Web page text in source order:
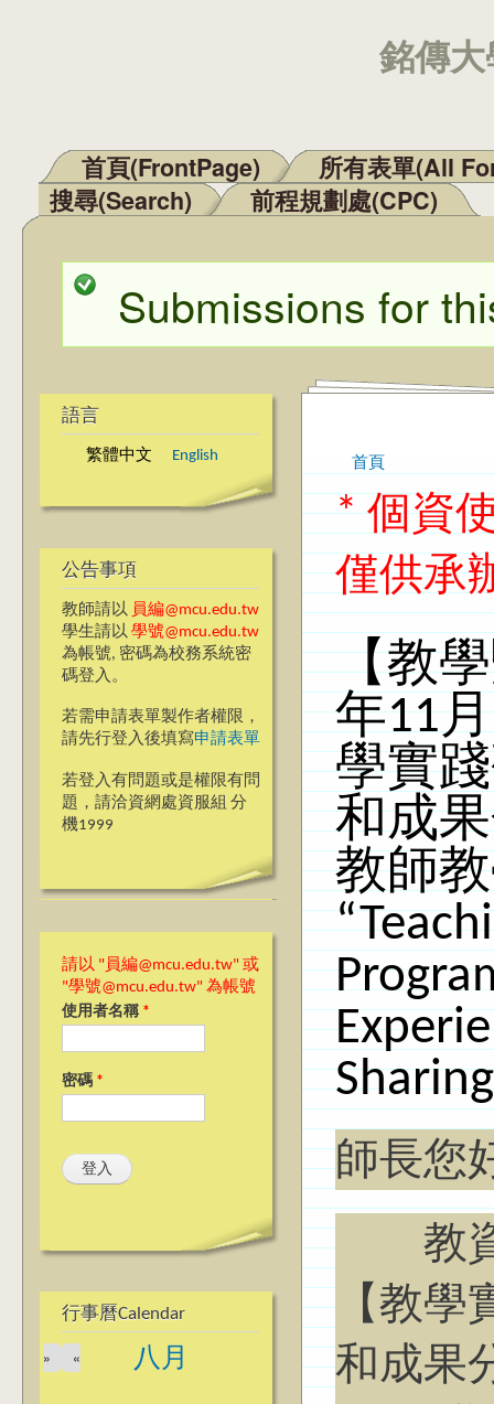
銘傳
主選單
首頁(FrontPage)
所有表單(All
搜尋(Search)
前程規劃處(CPC)
狀態訊息
Submissions for
語言
繁體中文 English
公告事項
教師請以 員編@mcu.edu.tw
學生請以 學號@mcu.edu.tw
為帳號, 密碼為校務系統密
碼登入。
若需申請表單製作者權限，
請先行登入後填寫申請表單
若登入有問題或是權限有問
題，請洽資網處資服組 分
機1999
請以 "員編@mcu.edu.tw" 或
"學號@mcu.edu.tw" 為帳號
使用者名稱 *
密碼 *
行事曆Calendar
八月
«
»
您在這裡
首頁
* 個資
僅供承
【教
年11
學實
和成
教師教
師長您
教資
【教
和成果